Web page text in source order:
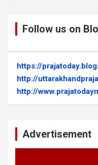
Follow us on
https://
http://
http://
Advertisement